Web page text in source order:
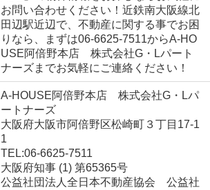
お問い合わせください！近鉄南大阪線北
田辺駅近辺で、不動産に関する事でお困
りなら、まずは06-6625-7511からA-HO
USE阿倍野本店 株式会社G・Lパート
ナーズまでお気軽にご連絡ください！
A-HOUSE阿倍野本店 株式会社G・Lパ
ートナーズ
大阪府大阪市阿倍野区松崎町３丁目17-1
1
TEL:06-6625-7511
大阪府知事 (1) 第65365号
公益社団法人全日本不動産協会 公益社